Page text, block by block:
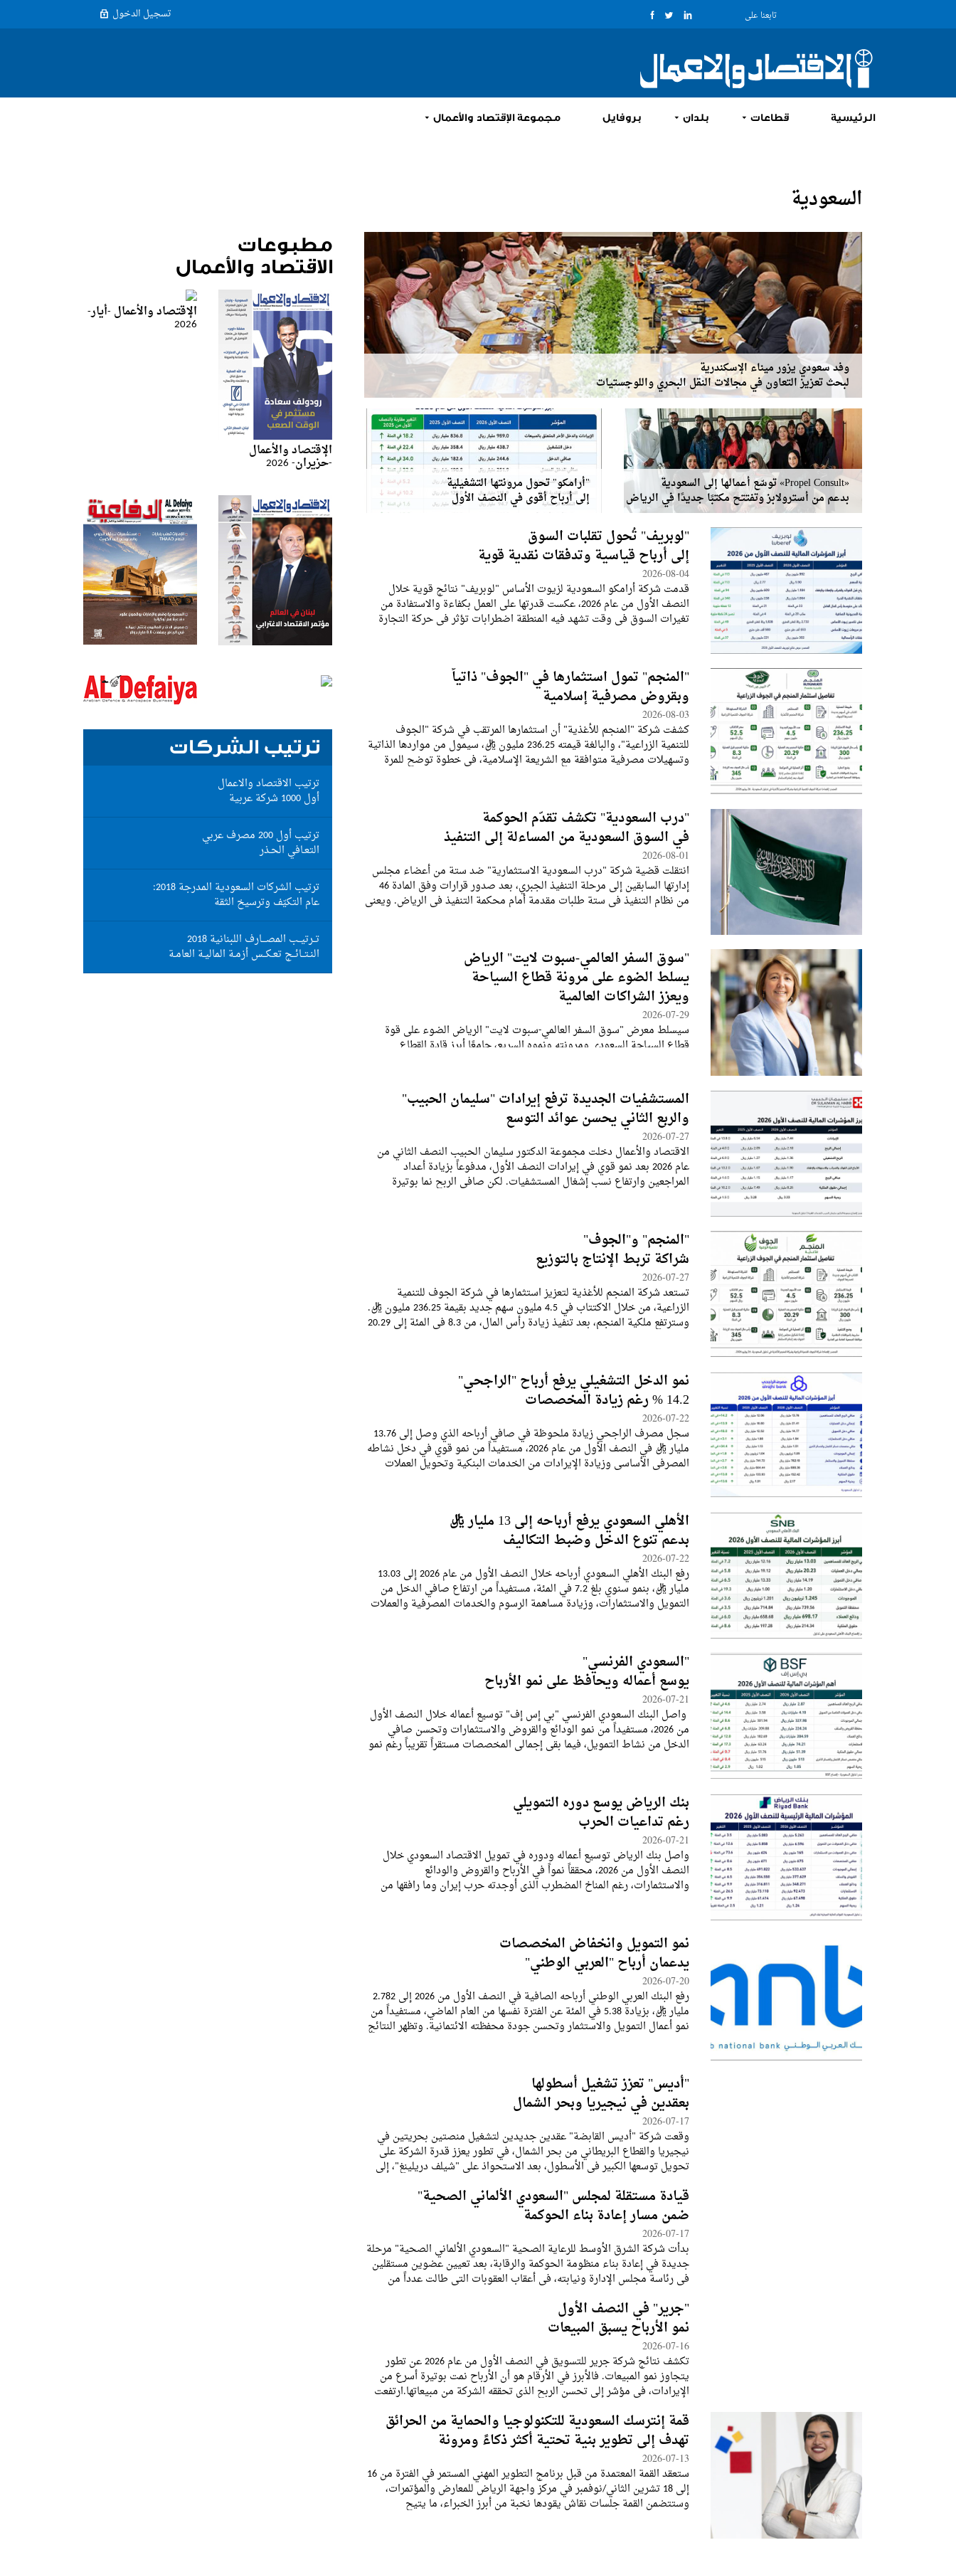
تابعنا على تسجيل الدخول
الرئيسية قطاعات بلدان بروفايل مجموعة الإقتصاد والأعمال
السعودية
وفد سعودي يزور ميناء الإسكندرية
لبحث تعزيز التعاون في مجالات النقل البحري واللوجستيات
«Propel Consult» توسّع أعمالها إلى السعودية
بدعم من أسترولابز وتفتتح مكتبًا جديدًا في الرياض
"أرامكو" تحول مرونتها التشغيلية
إلى أرباح أقوى في النصف الأول
"لوبريف" تُحول تقلبات السوق
إلى أرباح قياسية وتدفقات نقدية قوية
2026-08-04
قدمت شركة أرامكو السعودية لزيوت الأساس "لوبريف" نتائج قوية خلال
النصف الأول من عام 2026، عكست قدرتها على العمل بكفاءة والاستفادة من
تغيرات السوق في وقت تشهد فيه المنطقة اضطرابات تؤثر في حركة التجارة
"المنجم" تمول استثمارها في "الجوف" ذاتياً
وبقروض مصرفية إسلامية
2026-08-03
كشفت شركة "المنجم للأغذية" أن استثمارها المرتقب في شركة "الجوف
للتنمية الزراعية"، والبالغة قيمته 236.25 مليون ريال، سيمول من مواردها الذاتية
وتسهيلات مصرفية متوافقة مع الشريعة الإسلامية، في خطوة توضح للمرة
"درب السعودية" تكشف تقدّم الحوكمة
في السوق السعودية من المساءلة إلى التنفيذ
2026-08-01
انتقلت قضية شركة "درب السعودية الاستثمارية" ضد ستة من أعضاء مجلس
إدارتها السابقين إلى مرحلة التنفيذ الجبري، بعد صدور قرارات وفق المادة 46
من نظام التنفيذ في ستة طلبات مقدمة أمام محكمة التنفيذ في الرياض. ويعني
"سوق السفر العالمي-سبوت لايت" الرياض
يسلط الضوء على مرونة قطاع السياحة
ويعزز الشراكات العالمية
2026-07-29
سيسلط معرض "سوق السفر العالمي-سبوت لايت" الرياض الضوء على قوة
قطاع السياحة السعودي ومرونته ونموه السريع، جامعًا أبرز قادة القطاع
المستشفيات الجديدة ترفع إيرادات "سليمان الحبيب"
والربع الثاني يحسن عوائد التوسع
2026-07-27
الاقتصاد والأعمال دخلت مجموعة الدكتور سليمان الحبيب النصف الثاني من
عام 2026 بعد نمو قوي في إيرادات النصف الأول، مدفوعاً بزيادة أعداد
المراجعين وارتفاع نسب إشغال المستشفيات. لكن صافي الربح نما بوتيرة
"المنجم" و"الجوف"
شراكة تربط الإنتاج بالتوزيع
2026-07-27
تستعد شركة المنجم للأغذية لتعزيز استثمارها في شركة الجوف للتنمية
الزراعية، من خلال الاكتتاب في 4.5 مليون سهم جديد بقيمة 236.25 مليون ريال.
وسترتفع ملكية المنجم، بعد تنفيذ زيادة رأس المال، من 8.3 في المئة إلى 20.29
نمو الدخل التشغيلي يرفع أرباح "الراجحي"
14.2 % رغم زيادة المخصصات
2026-07-22
سجل مصرف الراجحي زيادة ملحوظة في صافي أرباحه الذي وصل إلى 13.76
مليار ريال في النصف الأول من عام 2026، مستفيداً من نمو قوي في دخل نشاطه
المصرفي الأساسي وزيادة الإيرادات من الخدمات البنكية وتحويل العملات
الأهلي السعودي يرفع أرباحه إلى 13 مليار ريال
بدعم تنوع الدخل وضبط التكاليف
2026-07-22
رفع البنك الأهلي السعودي أرباحه خلال النصف الأول من عام 2026 إلى 13.03
مليار ريال، بنمو سنوي بلغ 7.2 في المئة، مستفيداً من ارتفاع صافي الدخل من
التمويل والاستثمارات، وزيادة مساهمة الرسوم والخدمات المصرفية والعملات
"السعودي الفرنسي"
يوسع أعماله ويحافظ على نمو الأرباح
2026-07-21
واصل البنك السعودي الفرنسي "بي إس إف" توسيع أعماله خلال النصف الأول
من 2026، مستفيداً من نمو الودائع والقروض والاستثمارات وتحسن صافي
الدخل من نشاط التمويل، فيما بقي إجمالي المخصصات مستقراً تقريباً رغم نمو
بنك الرياض يوسع دوره التمويلي
رغم تداعيات الحرب
2026-07-21
واصل بنك الرياض توسيع أعماله ودوره في تمويل الاقتصاد السعودي خلال
النصف الأول من 2026، محققاً نمواً في الأرباح والقروض والودائع
والاستثمارات، رغم المناخ المضطرب الذي أوجدته حرب إيران وما رافقها من
نمو التمويل وانخفاض المخصصات
يدعمان أرباح "العربي الوطني"
2026-07-20
رفع البنك العربي الوطني أرباحه الصافية في النصف الأول من 2026 إلى 2.782
مليار ريال، بزيادة 5.38 في المئة عن الفترة نفسها من العام الماضي، مستفيداً من
نمو أعمال التمويل والاستثمار وتحسن جودة محفظته الائتمانية. وتظهر النتائج
"أديس" تعزز تشغيل أسطولها
بعقدين في نيجيريا وبحر الشمال
2026-07-17
وقعت شركة "أديس القابضة" عقدين جديدين لتشغيل منصتين بحريتين في
نيجيريا والقطاع البريطاني من بحر الشمال، في تطور يعزز قدرة الشركة على
تحويل توسعها الكبير في الأسطول، بعد الاستحواذ على "شيلف دريلينغ"، إلى
قيادة مستقلة لمجلس "السعودي الألماني الصحية"
ضمن مسار إعادة بناء الحوكمة
2026-07-17
بدأت شركة الشرق الأوسط للرعاية الصحية "السعودي الألماني الصحية" مرحلة
جديدة في إعادة بناء منظومة الحوكمة والرقابة، بعد تعيين عضوين مستقلين
في رئاسة مجلس الإدارة ونيابته، في أعقاب العقوبات التي طالت عدداً من
"جرير" في النصف الأول
نمو الأرباح يسبق المبيعات
2026-07-16
تكشف نتائج شركة جرير للتسويق في النصف الأول من عام 2026 عن تطور
يتجاوز نمو المبيعات. فالأبرز في الأرقام هو أن الأرباح نمت بوتيرة أسرع من
الإيرادات، في مؤشر إلى تحسن الربح الذي تحققه الشركة من مبيعاتها.ارتفعت
قمة إنترسك السعودية للتكنولوجيا والحماية من الحرائق
تهدف إلى تطوير بنية تحتية أكثر ذكاءً ومرونة
2026-07-13
ستعقد القمة المعتمدة من قبل برنامج التطوير المهني المستمر في الفترة من 16
إلى 18 تشرين الثاني/نوفمبر في مركز واجهة الرياض للمعارض والمؤتمرات،
وستتضمن القمة جلسات نقاش يقودها نخبة من أبرز الخبراء، ما يتيح
مطبوعات
الاقتصاد والأعمال
الإقتصاد والأعمال
-حزيران- 2026
الإقتصاد والأعمال -أيار-
2026
ترتيب الشركات
ترتيب الاقتصاد والاعمال
أول 1000 شركة عربية
ترتيب أول 200 مصرف عربي
التعـافي الحـذر
ترتيب الشركات السعودية المدرجة 2018:
عام التكيّف وترسيخ الثقة
تــرتيــب المصـــارف اللبنانية 2018
النـتــائــج تعـكــس أزمـة الماليـة العامـة